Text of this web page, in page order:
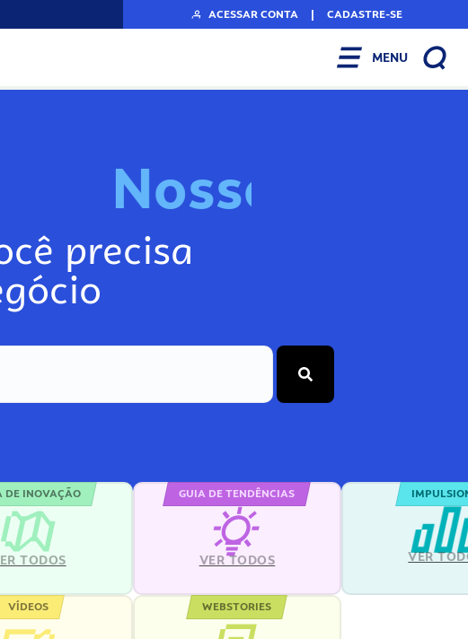
ACESSAR CONTA | CADASTRE-SE
MENU
Nosso
precisa
DE INOVAÇÃO
TODOS
GUIA DE TENDÊNCIAS
VER TODOS VER
VÍDEOS WEBSTORIES